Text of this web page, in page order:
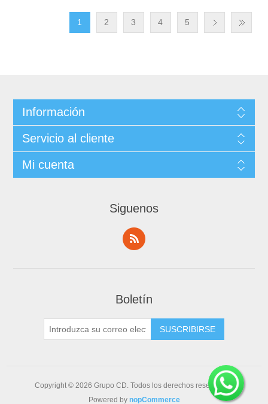
1 2 3 4 5
Información
Servicio al cliente
Mi cuenta
Siguenos
Boletín
Copyright © 2026 Grupo CD. Todos los derechos reservados.
Powered by nopCommerce